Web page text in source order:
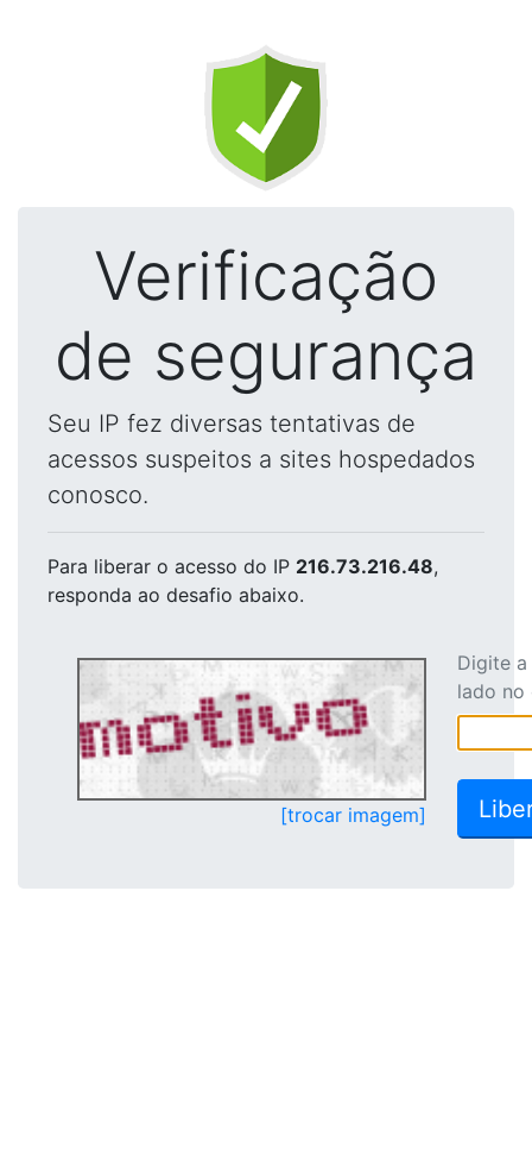
Verificação
de segurança
Seu IP fez diversas tentativas de
acessos suspeitos a sites hospedados
conosco.
Para liberar o acesso do IP 216.73.216.48,
responda ao desafio abaixo.
[trocar imagem]
Digite
lado no